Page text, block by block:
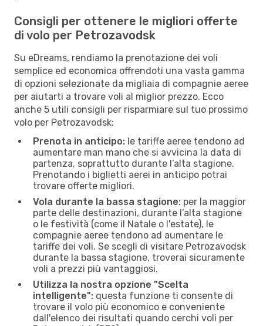
Consigli per ottenere le migliori offerte
di volo per Petrozavodsk
Su eDreams, rendiamo la prenotazione dei voli
semplice ed economica offrendoti una vasta gamma
di opzioni selezionate da migliaia di compagnie aeree
per aiutarti a trovare voli al miglior prezzo. Ecco
anche 5 utili consigli per risparmiare sul tuo prossimo
volo per Petrozavodsk:
Prenota in anticipo: le tariffe aeree tendono ad
aumentare man mano che si avvicina la data di
partenza, soprattutto durante l’alta stagione.
Prenotando i biglietti aerei in anticipo potrai
trovare offerte migliori.
Vola durante la bassa stagione: per la maggior
parte delle destinazioni, durante l’alta stagione
o le festività (come il Natale o l'estate), le
compagnie aeree tendono ad aumentare le
tariffe dei voli. Se scegli di visitare Petrozavodsk
durante la bassa stagione, troverai sicuramente
voli a prezzi più vantaggiosi.
Utilizza la nostra opzione "Scelta
intelligente": questa funzione ti consente di
trovare il volo più economico e conveniente
dall'elenco dei risultati quando cerchi voli per